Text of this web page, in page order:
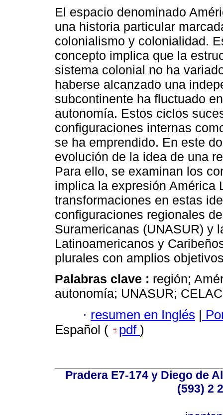
El espacio denominado
una historia particular
colonialismo y colonialidad.
concepto implica que la
sistema colonial no ha
haberse alcanzado una
subcontinente ha fluctuado
autonomía. Estos ciclos
configuraciones internas
se ha emprendido. En este
evolución de la idea de una
Para ello, se examinan los
implica la expresión América
transformaciones en estas
configuraciones regionales
Suramericanas (UNASUR) y
Latinoamericanos y
plurales con amplios
Palabras clave : región;
autonomía; UNASUR;
· resumen en Inglés |
Español (
pdf )
Pradera E7-174 y Diego de
(593) 2